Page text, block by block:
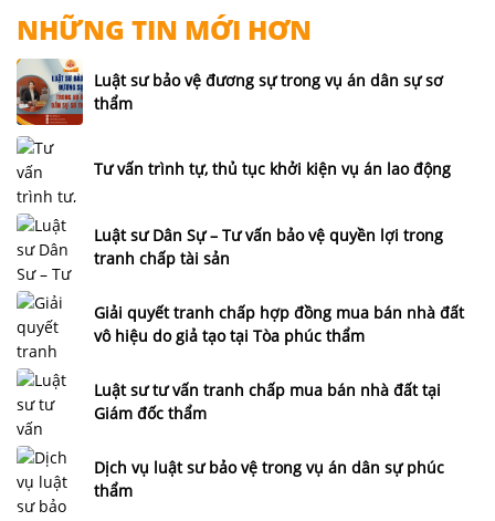
thời
kỳ
hôn
nhân
Luật
sư
dân
sự
Tư
vấn
lập
di
chúc
Dịch
vụ
kê
khai
di
NHỮNG TIN MỚI HƠN
Luật sư bảo vệ đương sự trong vụ án dân sự sơ
thẩm
Tư vấn trình tự, thủ tục khởi kiện vụ án lao động
Luật sư Dân Sự – Tư vấn bảo vệ quyền lợi trong
tranh chấp tài sản
Giải quyết tranh chấp hợp đồng mua bán nhà đất
vô hiệu do giả tạo tại Tòa phúc thẩm
Luật sư tư vấn tranh chấp mua bán nhà đất tại
Giám đốc thẩm
Dịch vụ luật sư bảo vệ trong vụ án dân sự phúc
thẩm